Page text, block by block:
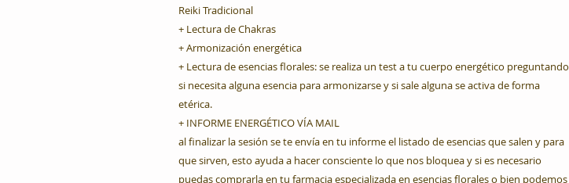
Reiki Tradicional
+ Lectura de Chakras
+ Armonización energética
+ Lectura de esencias florales: se realiza un test a tu cuerpo energético preguntando
si necesita alguna esencia para armonizarse y si sale alguna se activa de forma
etérica.
+ INFORME ENERGÉTICO VÍA MAIL
al finalizar la sesión se te envía en tu informe el listado de esencias que salen y para
que sirven, esto ayuda a hacer consciente lo que nos bloquea y si es necesario
puedas comprarla en tu farmacia especializada en esencias florales o bien podemos